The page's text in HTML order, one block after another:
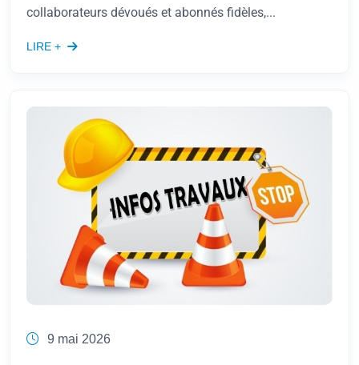
collaborateurs dévoués et abonnés fidèles,...
LIRE +
9 mai 2026